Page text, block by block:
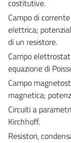
costitutive.
Campo di
elettrica;
di un resistore.
Campo
equazione di
Campo
magnetica;
Circuiti a
Kirchhoff.
Resistori,